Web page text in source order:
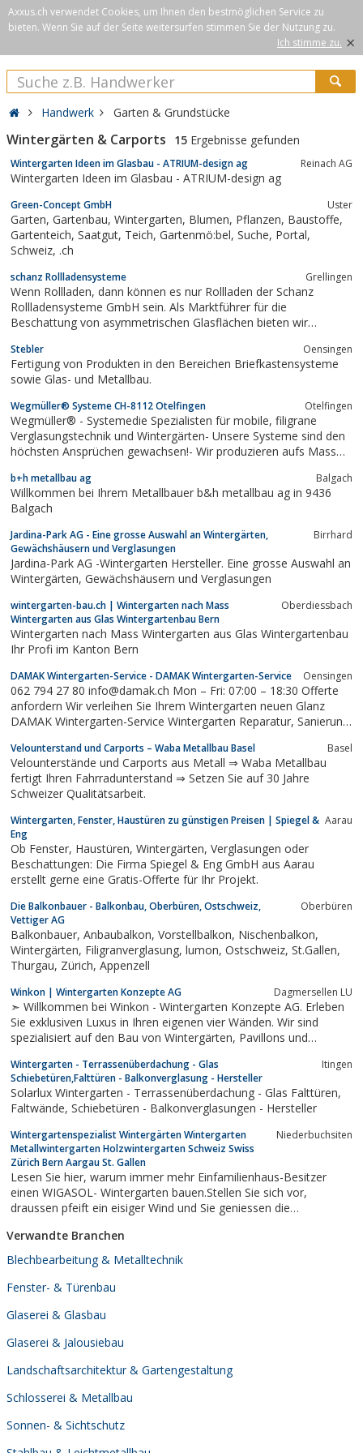
Axxus.ch verwendet Cookies, um Ihnen den bestmöglichen Service zu
bieten. Wenn Sie auf der Seite weitersurfen stimmen Sie der Nutzung zu.
Ich stimme zu. ×
Handwerk Garten & Grundstücke
Wintergärten & Carports 15 Ergebnisse gefunden
Wintergarten Ideen im Glasbau - ATRIUM-design ag Reinach AG
Wintergarten Ideen im Glasbau - ATRIUM-design ag
Green-Concept GmbH Uster
Garten, Gartenbau, Wintergarten, Blumen, Pflanzen, Baustoffe,
Gartenteich, Saatgut, Teich, Gartenmö:bel, Suche, Portal,
Schweiz, .ch
schanz Rollladensysteme Grellingen
Wenn Rollladen, dann können es nur Rollladen der Schanz
Rollladensysteme GmbH sein. Als Marktführer für die
Beschattung von asymmetrischen Glasflächen bieten wir
unser Name als Familienunternehmen in der zweiten Generation
für Rollläden in Premium-Qualität in Funktion...
Stebler Oensingen
Fertigung von Produkten in den Bereichen Briefkastensysteme
sowie Glas- und Metallbau.
Wegmüller® Systeme CH-8112 Otelfingen Otelfingen
Wegmüller® - Systemedie Spezialisten für mobile, filigrane
Verglasungstechnik und Wintergärten- Unsere Systeme sind den
höchsten Ansprüchen gewachsen!- Wir produzieren aufs Mass
wohnraumtauglichen Wintergarten - alles ist möglich!-
Kompetente Produkteberatung vorort.
b+h metallbau ag Balgach
Willkommen bei Ihrem Metallbauer b&h metallbau ag in 9436
Balgach
Jardina-Park AG - Eine grosse Auswahl an Wintergärten,
Gewächshäusern und Verglasungen
Birrhard
Jardina-Park AG -Wintergarten Hersteller. Eine grosse Auswahl an
Wintergärten, Gewächshäusern und Verglasungen
wintergarten-bau.ch | Wintergarten nach Mass
Wintergarten aus Glas Wintergartenbau Bern
Oberdiessbach
Wintergarten nach Mass Wintergarten aus Glas Wintergartenbau
Ihr Profi im Kanton Bern
DAMAK Wintergarten-Service - DAMAK Wintergarten-Service Oensingen
062 794 27 80 info@damak.ch Mon – Fri: 07:00 – 18:30 Offerte
anfordern Wir verleihen Sie Ihrem Wintergarten neuen Glanz
DAMAK Wintergarten-Service Wintergarten Reparatur, Sanierung
Wintergarten in besten Händen Mit einem Wintergarten erfüllen
sich viele Menschen den...
Velounterstand und Carports – Waba Metallbau Basel Basel
Velounterstände und Carports aus Metall ⇒ Waba Metallbau
fertigt Ihren Fahrradunterstand ⇒ Setzen Sie auf 30 Jahre
Schweizer Qualitätsarbeit.
Wintergarten, Fenster, Haustüren zu günstigen Preisen | Spiegel &
Eng
Aarau
Ob Fenster, Haustüren, Wintergärten, Verglasungen oder
Beschattungen: Die Firma Spiegel & Eng GmbH aus Aarau
erstellt gerne eine Gratis-Offerte für Ihr Projekt.
Die Balkonbauer - Balkonbau, Oberbüren, Ostschweiz,
Vettiger AG
Oberbüren
Balkonbauer, Anbaubalkon, Vorstellbalkon, Nischenbalkon,
Wintergärten, Filigranverglasung, lumon, Ostschweiz, St.Gallen,
Thurgau, Zürich, Appenzell
Winkon | Wintergarten Konzepte AG Dagmersellen LU
➣ Willkommen bei Winkon - Wintergarten Konzepte AG. Erleben
Sie exklusiven Luxus in Ihren eigenen vier Wänden. Wir sind
spezialisiert auf den Bau von Wintergärten, Pavillons und
Wintergarten - Terrassenüberdachung - Glas
Schiebetüren,Falttüren - Balkonverglasung - Hersteller
Itingen
Solarlux Wintergarten - Terrassenüberdachung - Glas Falttüren,
Faltwände, Schiebetüren - Balkonverglasungen - Hersteller
Wintergartenspezialist Wintergärten Wintergarten
Metallwintergarten Holzwintergarten Schweiz Swiss
Zürich Bern Aargau St. Gallen
Niederbuchsiten
Lesen Sie hier, warum immer mehr Einfamilienhaus-Besitzer
einen WIGASOL- Wintergarten bauen.Stellen Sie sich vor,
draussen pfeift ein eisiger Wind und Sie geniessen die
Schiebedach, geschützt vor Wind und Wetter.Das ist kein
Märchen, sondern was uns immer mehr...
Verwandte Branchen
Blechbearbeitung & Metalltechnik
Fenster- & Türenbau
Glaserei & Glasbau
Glaserei & Jalousiebau
Landschaftsarchitektur & Gartengestaltung
Schlosserei & Metallbau
Sonnen- & Sichtschutz